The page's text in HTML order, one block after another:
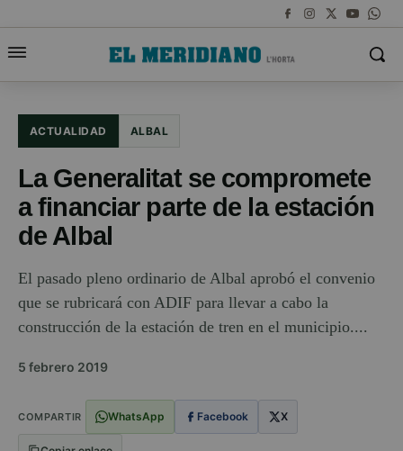
ACTUALIDAD ALBAL
La Generalitat se compromete
a financiar parte de la estación
de Albal
El pasado pleno ordinario de Albal aprobó el convenio
que se rubricará con ADIF para llevar a cabo la
construcción de la estación de tren en el municipio....
5 febrero 2019
COMPARTIR WhatsApp Facebook X